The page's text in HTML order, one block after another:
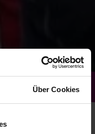
Über Cookies